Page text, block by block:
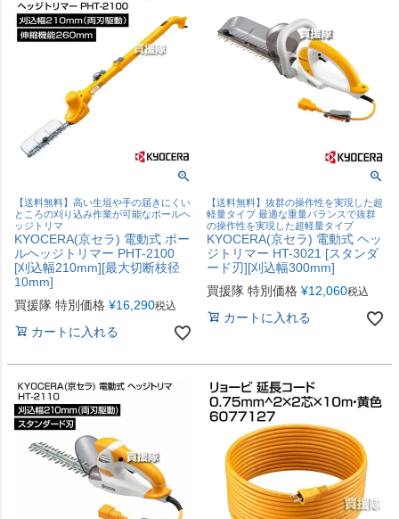
【送料無料】高い生垣や手の届きにくい
ところの刈り込み作業が可能なポールヘ
ッジトリマ
KYOCERA(京セラ) 電動式 ポー
ルヘッジトリマー PHT-2100
[刈込幅210mm][最大切断枝径
10mm]
買援隊 特別価格 ¥16,290税込
カートに入れる
【送料無料】抜群の操作性を実現した超
軽量タイプ 最適な重量バランスで抜群
の操作性を実現した超軽量タイプ
KYOCERA(京セラ) 電動式 ヘッ
ジトリマー HT-3021 [スタンダ
ード刃][刈込幅300mm]
買援隊 特別価格 ¥12,060税込
カートに入れる